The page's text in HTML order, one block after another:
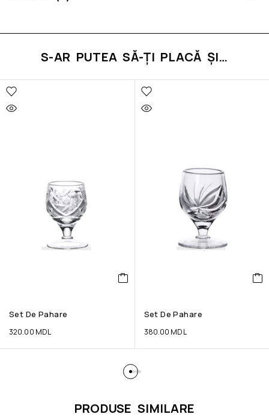
S-AR PUTEA SĂ-ȚI PLACĂ ȘI…
Set De Pahare
320.00 MDL
Set De Pahare
380.00 MDL
PRODUSE SIMILARE